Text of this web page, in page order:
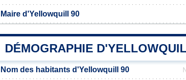
Maire d'Yellowquill 90
DÉMOGRAPHIE
Nom des habitants d'Yellowquill 90